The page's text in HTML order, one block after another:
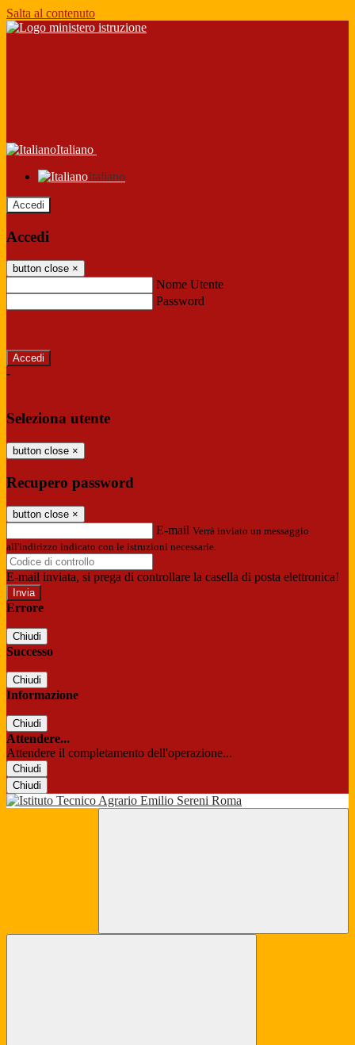
Salta al contenuto
Italiano
Italiano
Accedi
Accedi
button close ×
Nome Utente
Password
-
Seleziona utente
button close ×
Recupero password
button close ×
E-mail Verrà inviato un messaggio
all'indirizzo indicato con le istruzioni necessarie.
E-mail inviata, si prega di controllare la casella di posta elettronica!
Errore
Chiudi
Successo
Chiudi
Informazione
Chiudi
Attendere...
Attendere il completamento dell'operazione...
Chiudi
Chiudi